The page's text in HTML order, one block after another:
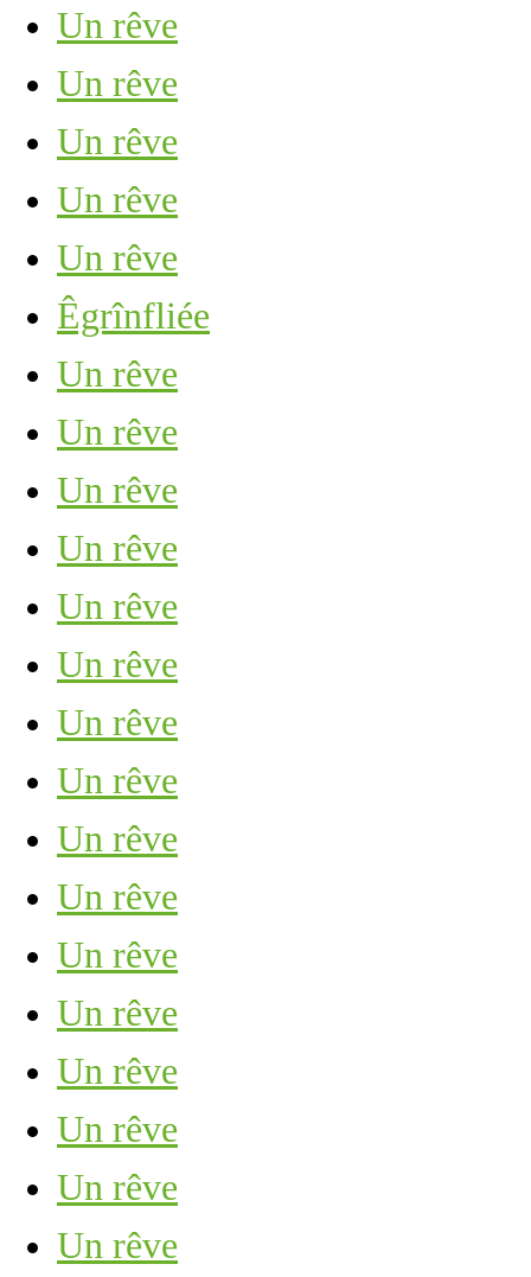
Un rêve
Un rêve
Un rêve
Un rêve
Un rêve
Êgrînfliée
Un rêve
Un rêve
Un rêve
Un rêve
Un rêve
Un rêve
Un rêve
Un rêve
Un rêve
Un rêve
Un rêve
Un rêve
Un rêve
Un rêve
Un rêve
Un rêve